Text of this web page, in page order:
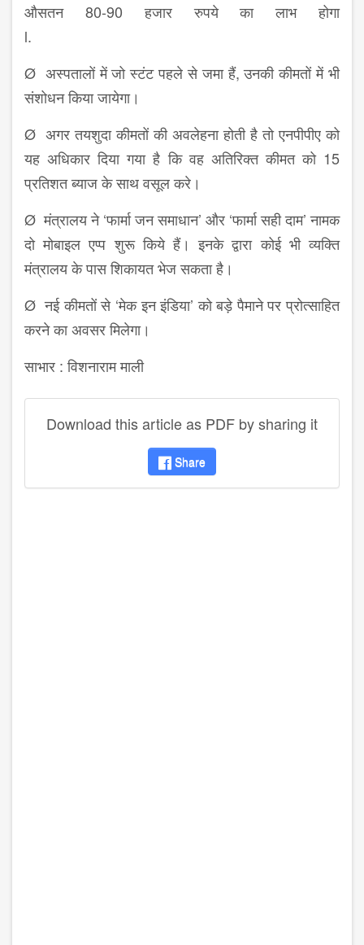
औसतन 80-90 हजार रुपये का लाभ होगा
l.
Ø अस्पतालों में जो स्टंट पहले से जमा हैं, उनकी कीमतों में भी
संशोधन किया जायेगा।
Ø अगर तयशुदा कीमतों की अवलेहना होती है तो एनपीपीए को
यह अधिकार दिया गया है कि वह अतिरिक्त कीमत को 15
प्रतिशत ब्याज के साथ वसूल करे।
Ø मंत्रालय ने ‘फार्मा जन समाधान’ और ‘फार्मा सही दाम’ नामक
दो मोबाइल एप्प शुरू किये हैं। इनके द्वारा कोई भी व्यक्ति
मंत्रालय के पास शिकायत भेज सकता है।
Ø नई कीमतों से ‘मेक इन इंडिया’ को बड़े पैमाने पर प्रोत्साहित
करने का अवसर मिलेगा।
साभार : विशनाराम माली
Download this article as PDF by sharing it
Share